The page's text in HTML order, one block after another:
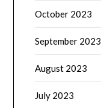
October 2023
September 2023
August 2023
July 2023